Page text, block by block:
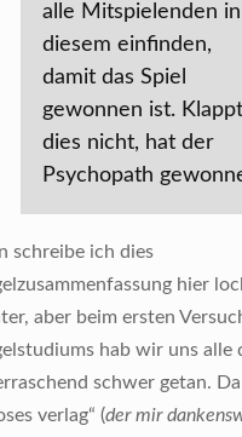
alle Mitspielenden in
diesem einfinden,
damit das Spiel
gewonnen ist. Klappt
dies nicht, hat der
Psychopath
schreibe ich dies
hier
aber beim ersten
hab wir uns alle
schwer getan.
verlag“ (der mir